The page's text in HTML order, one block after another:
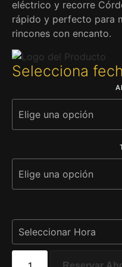
eléctrico y recorre
rápido y perfecto para
rincones con encanto.
Selecciona